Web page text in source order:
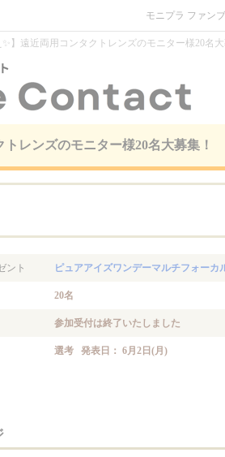
モニプラ ファン
✨】遠近両用コンタクトレンズのモニター様20名大
レンズのモニター様20名大募集！
ント ピュアアイズワンデーマルチフォーカ
20名
参加受付は終了いたしました
選考 発表日： 6月2日(月)